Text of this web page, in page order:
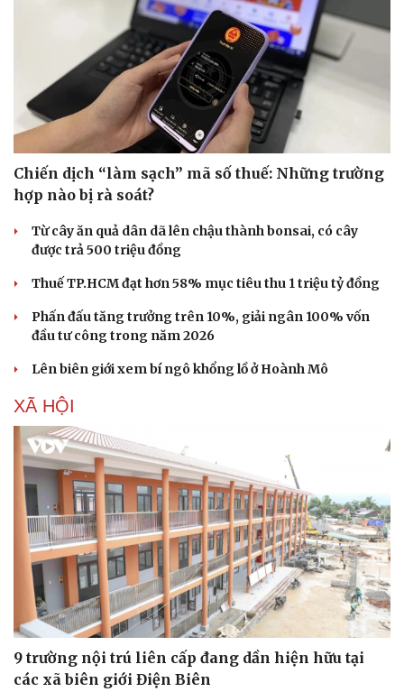
Chiến dịch “làm sạch” mã số thuế: Những trường
hợp nào bị rà soát?
Từ cây ăn quả dân dã lên chậu thành bonsai, có cây
được trả 500 triệu đồng
Thuế TP.HCM đạt hơn 58% mục tiêu thu 1 triệu tỷ đồng
Phấn đấu tăng trưởng trên 10%, giải ngân 100% vốn
đầu tư công trong năm 2026
Lên biên giới xem bí ngô khổng lồ ở Hoành Mô
XÃ HỘI
9 trường nội trú liên cấp đang dần hiện hữu tại
các xã biên giới Điện Biên